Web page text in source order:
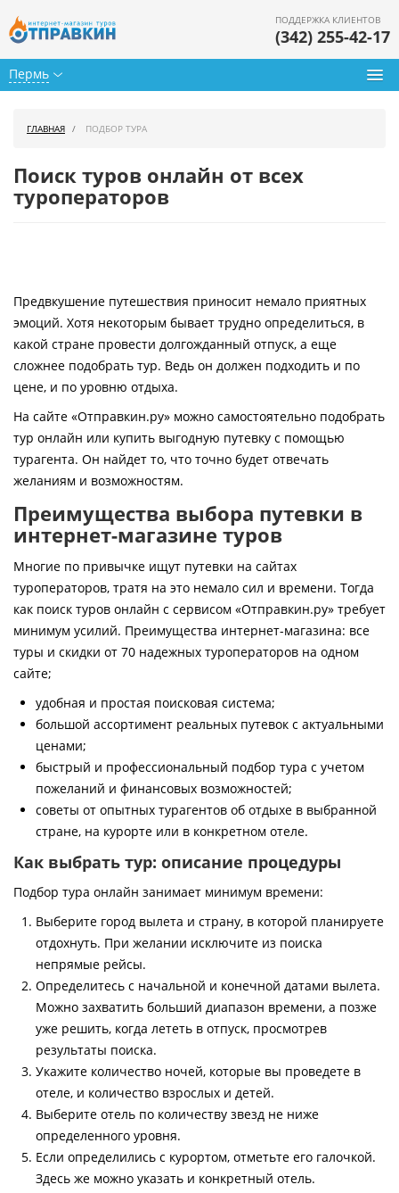
Пермь
ПОДДЕРЖКА КЛИЕНТОВ
(342) 255-42-17
Горящие туры
Страны
Как купить
Контакты
ГЛАВНАЯ ПОДБОР ТУРА
Поиск туров онлайн от всех
туроператоров
Предвкушение путешествия приносит немало приятных
эмоций. Хотя некоторым бывает трудно определиться, в
какой стране провести долгожданный отпуск, а еще
сложнее подобрать тур. Ведь он должен подходить и по
цене, и по уровню отдыха.
На сайте «Отправкин.ру» можно самостоятельно подобрать
тур онлайн или купить выгодную путевку с помощью
турагента. Он найдет то, что точно будет отвечать
желаниям и возможностям.
Преимущества выбора путевки в
интернет-магазине туров
Многие по привычке ищут путевки на сайтах
туроператоров, тратя на это немало сил и времени. Тогда
как поиск туров онлайн с сервисом «Отправкин.ру» требует
минимум усилий. Преимущества интернет-магазина: все
туры и скидки от 70 надежных туроператоров на одном
сайте;
удобная и простая поисковая система;
большой ассортимент реальных путевок с актуальными
ценами;
быстрый и профессиональный подбор тура с учетом
пожеланий и финансовых возможностей;
советы от опытных турагентов об отдыхе в выбранной
стране, на курорте или в конкретном отеле.
Как выбрать тур: описание процедуры
Подбор тура онлайн занимает минимум времени:
Выберите город вылета и страну, в которой планируете
отдохнуть. При желании исключите из поиска
непрямые рейсы.
Определитесь с начальной и конечной датами вылета.
Можно захватить больший диапазон времени, а позже
уже решить, когда лететь в отпуск, просмотрев
результаты поиска.
Укажите количество ночей, которые вы проведете в
отеле, и количество взрослых и детей.
Выберите отель по количеству звезд не ниже
определенного уровня.
Если определились с курортом, отметьте его галочкой.
Здесь же можно указать и конкретный отель.